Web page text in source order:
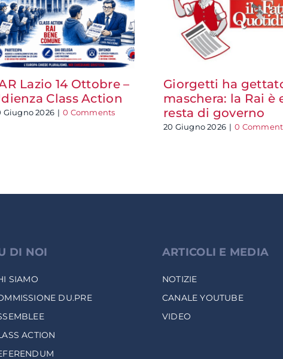
Lazio 14 Ottobre –
Class Action
Giugno 2026 | 0 Comments
Giorgetti ha
maschera: la Rai è
resta di governo
20 Giugno 2026 | 0
DI NOI
SIAMO
DU.PRE
ACTION
ARTICOLI E MEDIA
NOTIZIE
CANALE YOUTUBE
VIDEO